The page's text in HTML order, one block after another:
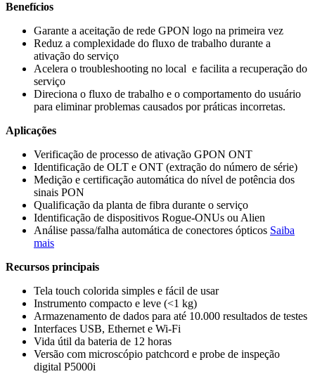
Benefícios
Garante a aceitação de rede GPON logo na primeira vez
Reduz a complexidade do fluxo de trabalho durante a
ativação do serviço
Acelera o troubleshooting no local e facilita a recuperação do
serviço
Direciona o fluxo de trabalho e o comportamento do usuário
para eliminar problemas causados por práticas incorretas.
Aplicações
Verificação de processo de ativação GPON ONT
Identificação de OLT e ONT (extração do número de série)
Medição e certificação automática do nível de potência dos
sinais PON
Qualificação da planta de fibra durante o serviço
Identificação de dispositivos Rogue-ONUs ou Alien
Análise passa/falha automática de conectores ópticos Saiba
mais
Recursos principais
Tela touch colorida simples e fácil de usar
Instrumento compacto e leve (<1 kg)
Armazenamento de dados para até 10.000 resultados de testes
Interfaces USB, Ethernet e Wi-Fi
Vida útil da bateria de 12 horas
Versão com microscópio patchcord e probe de inspeção
digital P5000i